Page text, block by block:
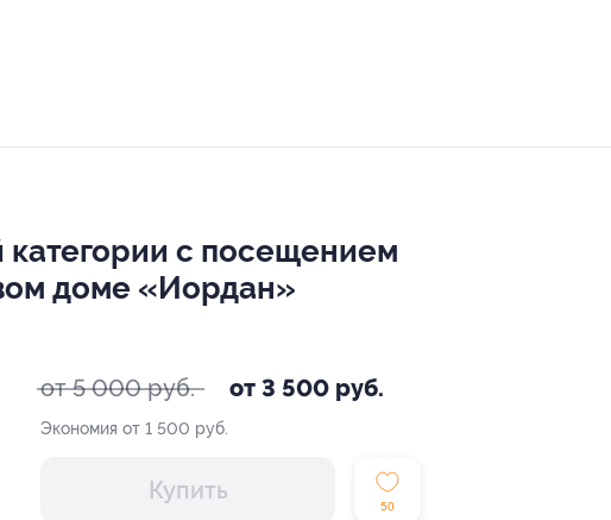
с посещением
доме «Иордан»
от 5 000 руб. от 3 500 руб.
Экономия от 1 500 руб.
Купить
50